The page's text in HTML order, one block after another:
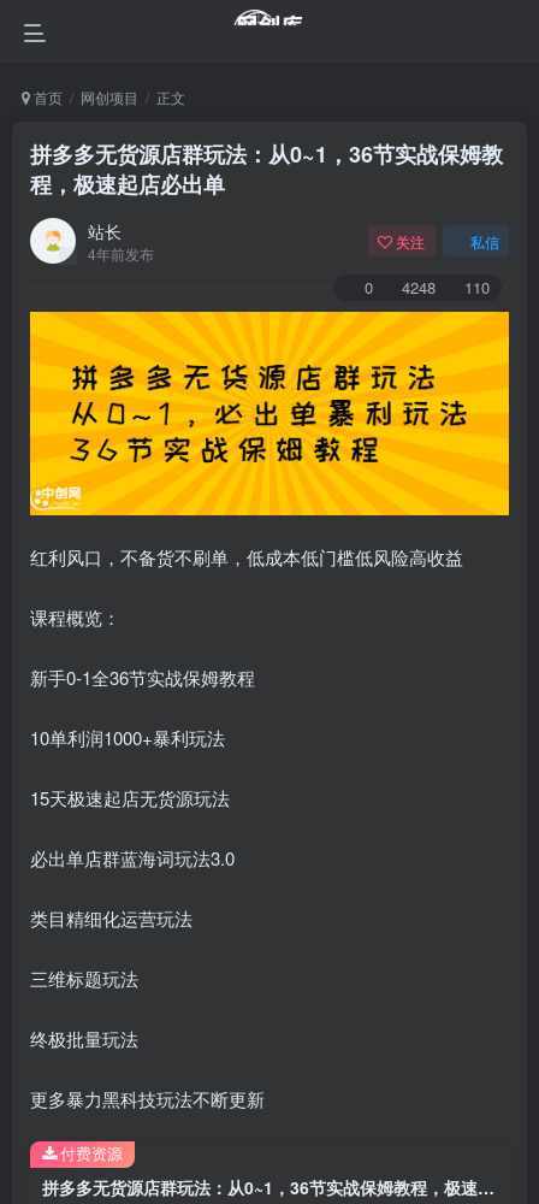
首页 网创项目 正文
拼多多无货源店群玩法：从0~1，36节实战保姆教
程，​极速起店必出单
站长
4年前发布
关注 私信
0 4248 110
红利风口，不备货不刷单，低成本低门槛低风险高收益
课程概览：
新手0-1全36节实战保姆教程
10单利润1000+暴利玩法
15天极速起店无货源玩法
必出单店群蓝海词玩法3.0
类目精细化运营玩法
三维标题玩法
终极批量玩法
更多暴力黑科技玩法不断更新
拼多多无货源店群玩法：从0~1，36节实战保姆教程，​极速起店必出单
付费资源